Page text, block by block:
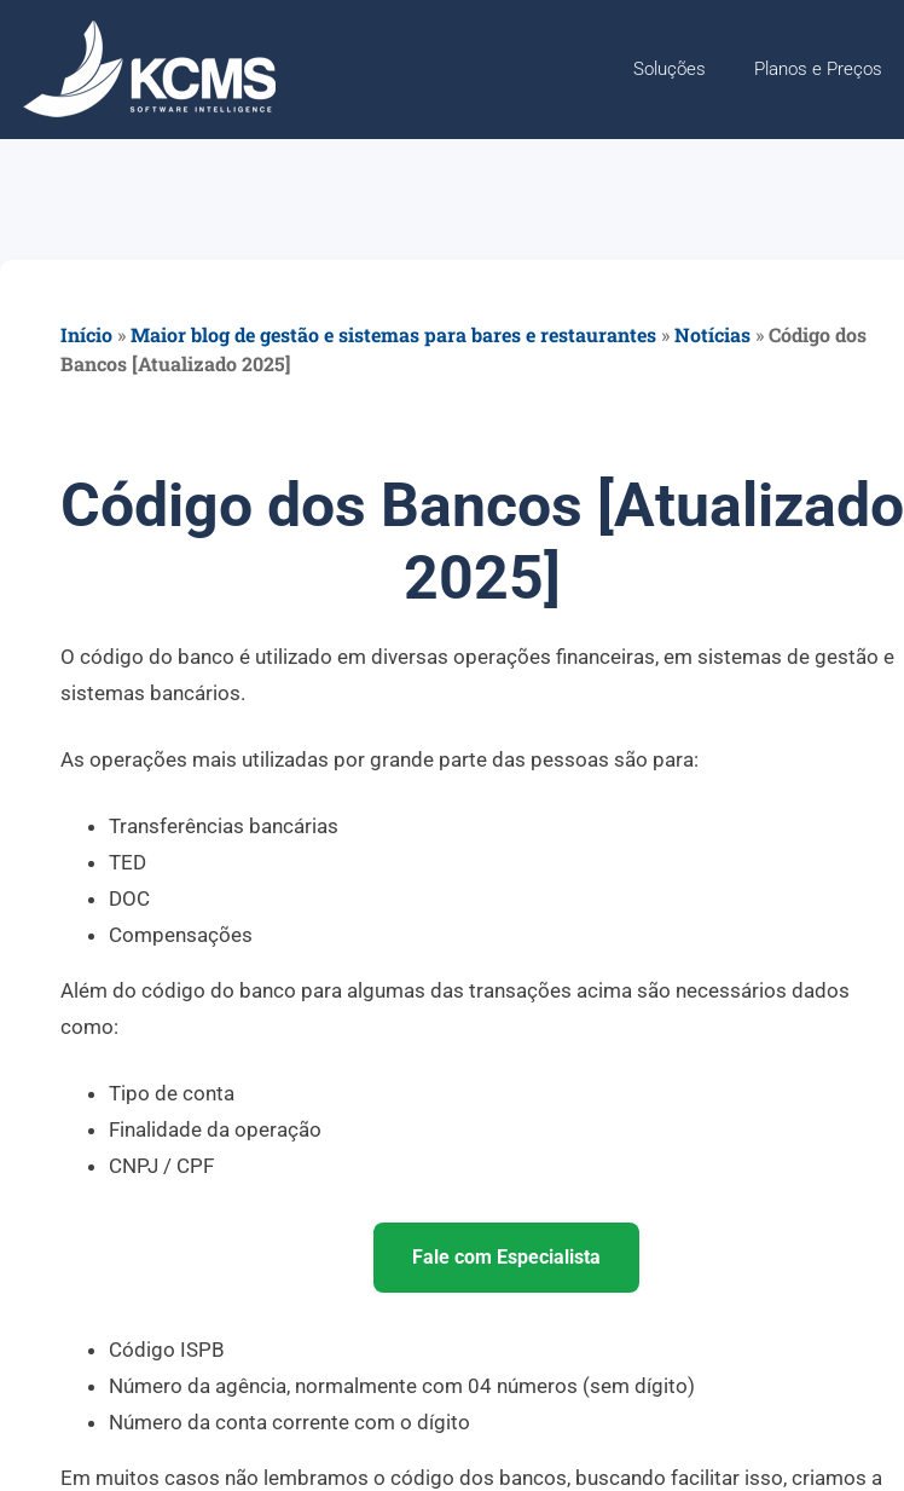
Soluções Planos e Preços
Início »Maior blog de gestão e sistemas para bares e restaurantes »Notícias »Código dos
Bancos [Atualizado 2025]
Código dos Bancos [Atualizado
2025]
O código do banco é utilizado em diversas operações financeiras, em sistemas de gestão e
sistemas bancários.
As operações mais utilizadas por grande parte das pessoas são para:
Transferências bancárias
TED
DOC
Compensações
Além do código do banco para algumas das transações acima são necessários dados
como:
Tipo de conta
Finalidade da operação
CNPJ / CPF
Fale com Especialista
Código ISPB
Número da agência, normalmente com 04 números (sem dígito)
Número da conta corrente com o dígito
Em muitos casos não lembramos o código dos bancos, buscando facilitar isso, criamos a